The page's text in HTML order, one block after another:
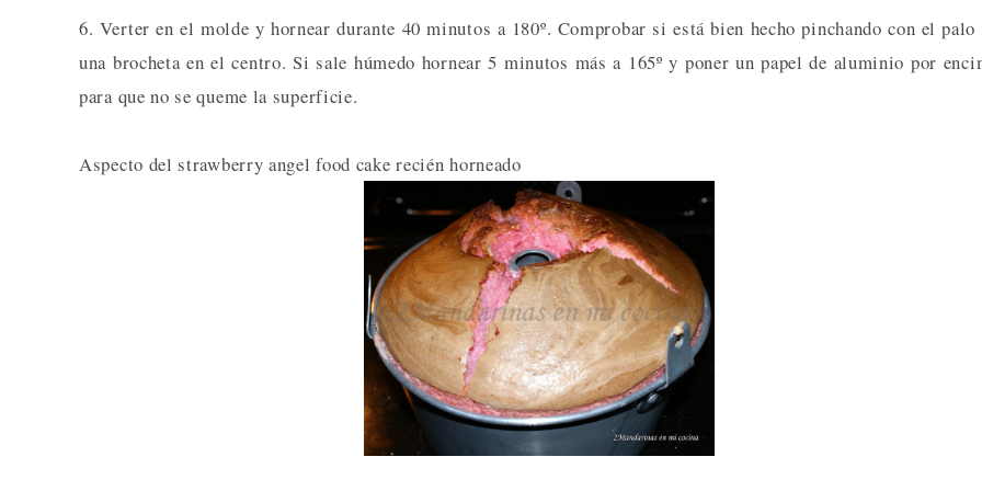
6. Verter en el molde y hornear durante 40 minutos a 180º. Comprobar si está bien hecho pinchando con el palo
una brocheta en el centro. Si sale húmedo hornear 5 minutos más a 165º y poner un papel de aluminio por
para que no se queme la superficie.
Aspecto del strawberry angel food cake recién horneado